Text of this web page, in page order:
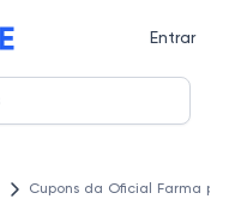
Entrar
Cupons da Oficial Farma